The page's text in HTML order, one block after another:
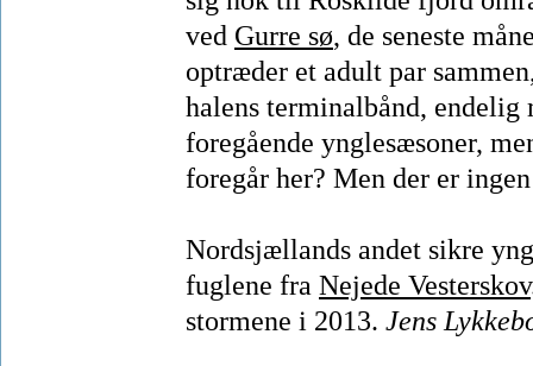
ved Gurre sø, de seneste
optræder et adult par
halens terminalbånd,
foregående ynglesæsoner,
foregår her? Men der er
Nordsjællands andet sikre
fuglene fra Nejede Vesterskov
stormene i 2013. Jens